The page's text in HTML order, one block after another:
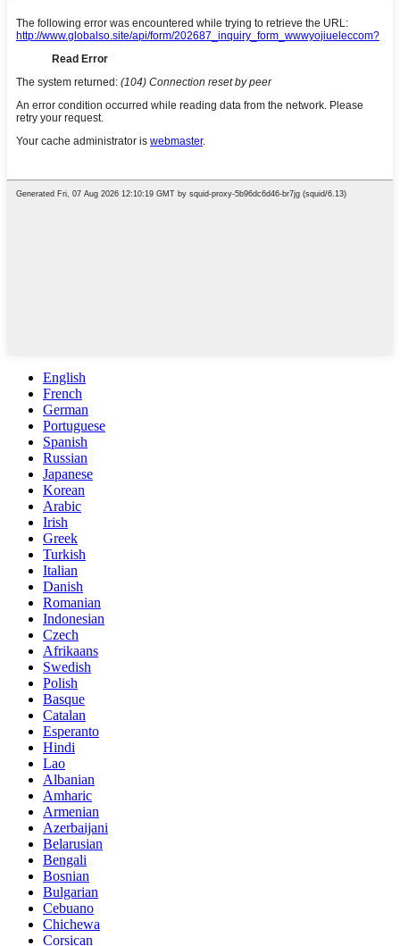
English
French
German
Portuguese
Spanish
Russian
Japanese
Korean
Arabic
Irish
Greek
Turkish
Italian
Danish
Romanian
Indonesian
Czech
Afrikaans
Swedish
Polish
Basque
Catalan
Esperanto
Hindi
Lao
Albanian
Amharic
Armenian
Azerbaijani
Belarusian
Bengali
Bosnian
Bulgarian
Cebuano
Chichewa
Corsican